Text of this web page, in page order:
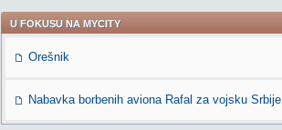
U FOKUSU NA MYCITY
Orešnik
Nabavka borbenih aviona Rafal za vojsku Srbije